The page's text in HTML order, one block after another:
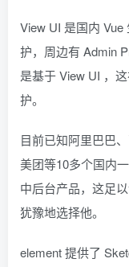
View UI 是国内
护，周边有 Admin
是基于 View UI ，
护。
目前已知阿里巴巴
美团等10多个国内
中后台产品，这足
犹豫地选择他。
element 提供了